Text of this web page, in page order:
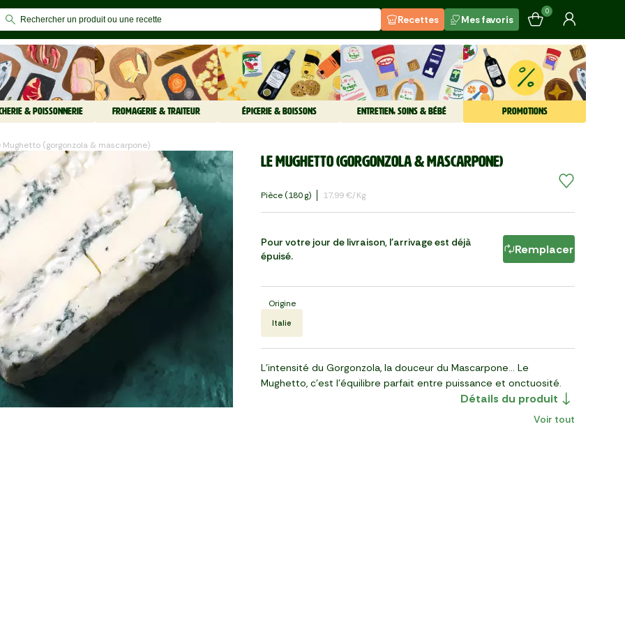
Recettes Mes favoris
0
& POISSONNERIE FROMAGERIE & TRAITEUR ÉPICERIE & BOISSONS ENTRETIEN, SOINS & BÉBÉ PROMOTIONS
Mughetto (gorgonzola & mascarpone)
Le Mughetto (gorgonzola & mascarpone)
Pièce (180 G) 17,99 €/kg
Pour votre jour de livraison, l'arrivage est déjà
épuisé.
Remplacer
Origine
Italie
L’intensité du Gorgonzola, la douceur du Mascarpone… Le
Mughetto, c’est l’équilibre parfait entre puissance et onctuosité.
Détails du produit
Voir tout